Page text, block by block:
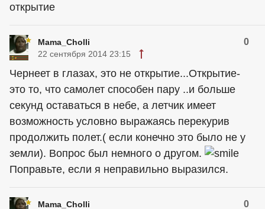
открытие
Mama_Cholli 0
22 сентября 2014 23:15
Чернеет в глазах, это не открытие...Открытие-
это то, что самолет способен пару ..и больше
секунд оставаться в небе, а летчик имеет
возможность условно выражаясь перекурив
продолжить полет.( если конечно это было не у
земли). Вопрос был немного о другом.
Поправьте, если я неправильно выразился.
Mama_Cholli 0